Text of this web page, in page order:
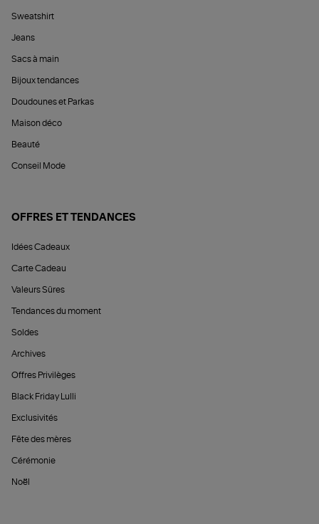
Sweatshirt
Jeans
Sacs à main
Bijoux tendances
Doudounes et Parkas
Maison déco
Beauté
Conseil Mode
OFFRES ET TENDANCES
Idées Cadeaux
Carte Cadeau
Valeurs Sûres
Tendances du moment
Soldes
Archives
Offres Privilèges
Black Friday Lulli
Exclusivités
Fête des mères
Cérémonie
Noël